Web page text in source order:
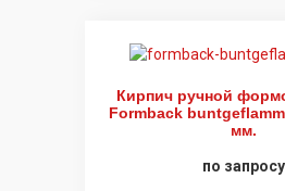
Кирпич ручной
Formback
мм.
по запросу